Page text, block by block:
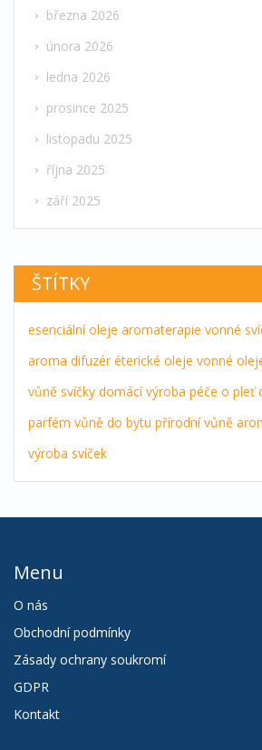
března 2026
února 2026
ledna 2026
prosince 2025
listopadu 2025
října 2025
září 2025
ŠTÍTKY
esenciální oleje aromaterapie vonné
aroma difuzér éterické oleje vonné
vůně svíčky domácí výroba péče o pleť
parfém vůně do bytu přírodní vůně
výroba svíček
Menu
O nás
Obchodní podmínky
Zásady ochrany soukromí
GDPR
Kontakt